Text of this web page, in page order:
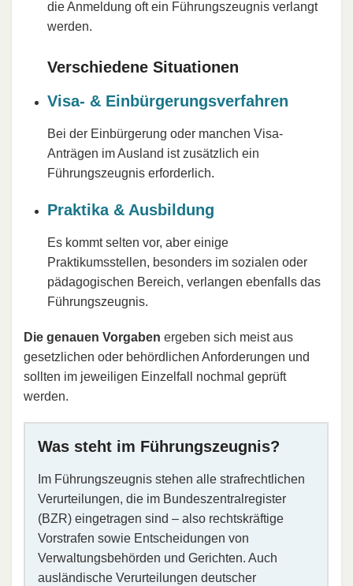
die Anmeldung oft ein Führungszeugnis verlangt
werden.​
Verschiedene Situationen
Visa- & Einbürgerungsverfahren
Bei der Einbürgerung oder manchen Visa-
Anträgen im Ausland ist zusätzlich ein
Führungszeugnis erforderlich.​
Praktika & Ausbildung
Es kommt selten vor, aber einige
Praktikumsstellen, besonders im sozialen oder
pädagogischen Bereich, verlangen ebenfalls das
Führungszeugnis.​
Die genauen Vorgaben ergeben sich meist aus
gesetzlichen oder behördlichen Anforderungen und
sollten im jeweiligen Einzelfall nochmal geprüft
werden.
Was steht im Führungszeugnis?
Im Führungszeugnis stehen alle strafrechtlichen
Verurteilungen, die im Bundeszentralregister
(BZR) eingetragen sind – also rechtskräftige
Vorstrafen sowie Entscheidungen von
Verwaltungsbehörden und Gerichten. Auch
ausländische Verurteilungen deutscher